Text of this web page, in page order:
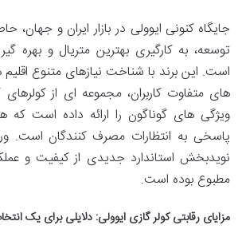
جایگاه کنونی ایوولی در بازار ایران و
توسعه، به کارگیری بهترین متریال و بهره
است. این برند با شناخت نیازهای متنوع
های متفاوت کاربران، مجموعه ای از
ویژگی های گوناگون را ارائه داده است که
پاسخی به انتظارات مصرف کنندگان است.
نویدبخش استاندارد جدیدی از کیفیت و
مطبوع بوده است.
مزایای رقابتی کولر گازی ایوولی: دلایلی برای یک